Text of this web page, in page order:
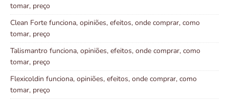
tomar, preço
Clean Forte funciona, opiniões, efeitos, onde comprar, como
tomar, preço
Talismantro funciona, opiniões, efeitos, onde comprar, como
tomar, preço
Flexicoldin funciona, opiniões, efeitos, onde comprar, como
tomar, preço